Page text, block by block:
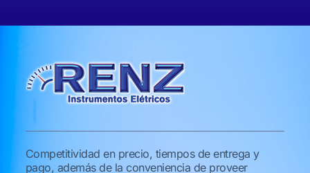
Competitividad en precio, tiempos de entrega y
pago, además de la conveniencia de proveer